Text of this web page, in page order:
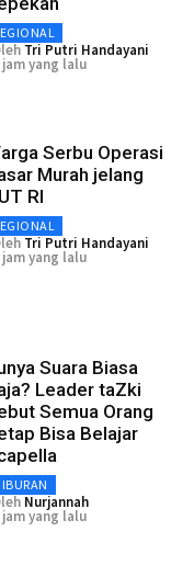
Tri Putri Handayani
jam yang lalu
Serbu Operasi
Murah jelang
RI
Tri Putri Handayani
jam yang lalu
Suara Biasa
Leader taZki
Semua Orang
Bisa Belajar
Nurjannah
jam yang lalu